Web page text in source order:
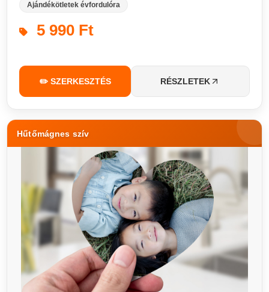
Ajándékötletek évfordulóra
5 990 Ft
✏️ SZERKESZTÉS RÉSZLETEK
Hűtőmágnes szív